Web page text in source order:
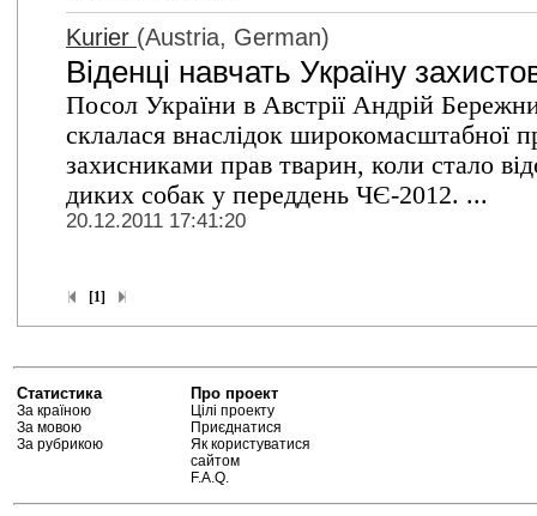
Kurier (Austria, German)
Віденці навчать Україну
Посол України в Австрії Андрій
склалася внаслідок широкомасштабної
захисниками прав тварин, коли стало
диких собак у переддень ЧЄ-2012. ...
20.12.2011 17:41:20
[1]
Статистика
За країною
За мовою
За рубрикою
Про проект
Цілі проекту
Приєднатися
Як користуватися
сайтом
F.A.Q.